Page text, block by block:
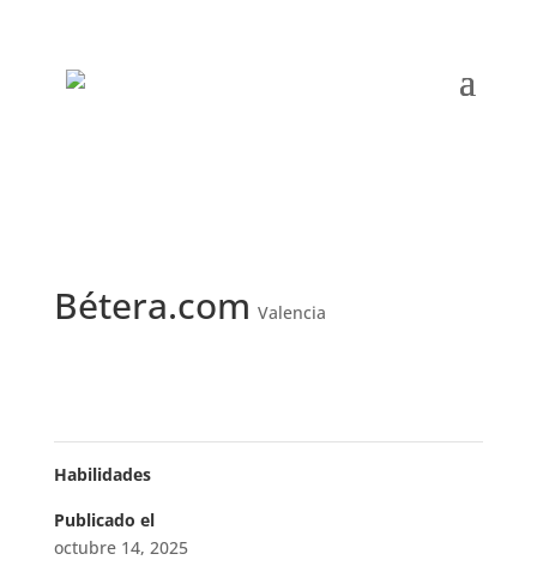
Bétera.com Valencia
Habilidades
Publicado el
octubre 14, 2025